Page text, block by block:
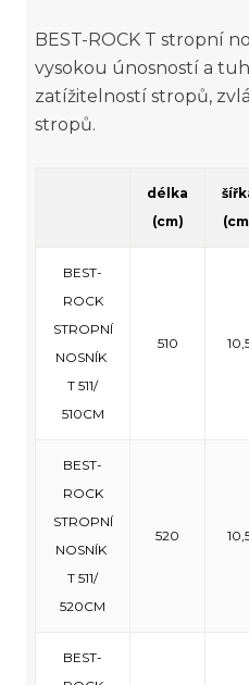
BEST-ROCK T stropní
vysokou únosností a
zatížitelností stropů,
stropů.
délka
(cm)
BEST-
ROCK
STROPNÍ
NOSNÍK
T 511/
510CM
510
BEST-
ROCK
STROPNÍ
NOSNÍK
T 511/
520CM
520
BEST-